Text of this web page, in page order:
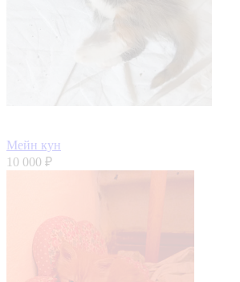
Мейн кун
10 000 ₽